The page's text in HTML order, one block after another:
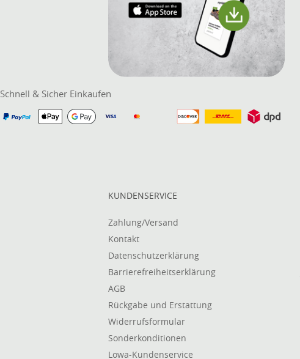
Schnell & Sicher Einkaufen
KUNDENSERVICE
Zahlung/Versand
Kontakt
Datenschutzerklärung
Barrierefreiheitserklärung
AGB
Rückgabe und Erstattung
Widerrufsformular
Sonderkonditionen
Lowa-Kundenservice